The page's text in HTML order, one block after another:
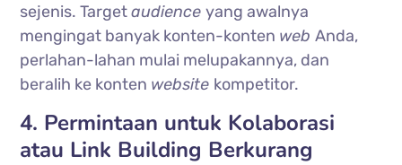
sejenis. Targetaudienceyang awalnya
mengingat banyak konten-konten webAnda,
perlahan-lahan mulai melupakannya, dan
beralih ke konten website kompetitor.
4. Permintaan untuk Kolaborasi
atau Link Building Berkurang